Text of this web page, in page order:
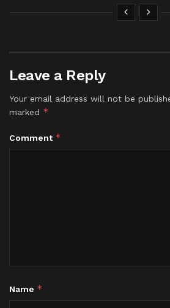
Leave a Reply
Your email address will not be
marked *
Comment *
Name *